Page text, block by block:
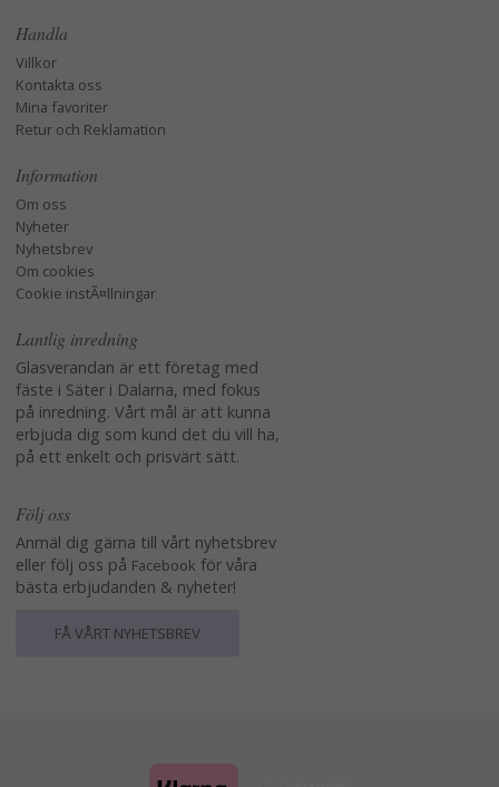
Handla
Villkor
Kontakta oss
Mina favoriter
Retur och Reklamation
Information
Om oss
Nyheter
Nyhetsbrev
Om cookies
Cookie instÃ¤llningar
Lantlig inredning
Glasverandan är ett företag med
fäste i Säter i Dalarna, med fokus
på inredning. Vårt mål är att kunna
erbjuda dig som kund det du vill ha,
på ett enkelt och prisvärt sätt.
Följ oss
Anmäl dig gärna till vårt nyhetsbrev
eller följ oss på Facebook för våra
bästa erbjudanden & nyheter!
FÅ VÅRT NYHETSBREV